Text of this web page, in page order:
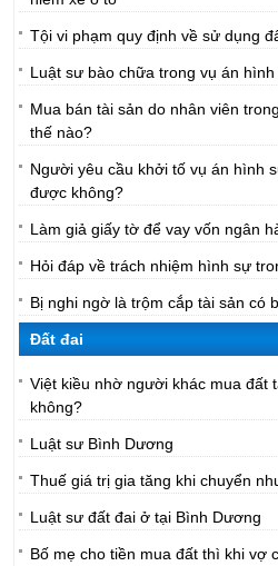
Tội vi phạm quy định về sử dụng
Luật sư bào chữa trong vụ án
Mua bán tài sản do nhân viên
thế nào?
Người yêu cầu khởi tố vụ án hình
được không?
Làm giả giấy tờ để vay vốn ngân
Hỏi đáp về trách nhiệm hình sự
Bị nghi ngờ là trộm cắp tài sản có
Đất đai
Việt kiều nhờ người khác mua đất
không?
Luật sư Bình Dương
Thuế giá trị gia tăng khi chuyển
Luật sư đất đai ở tại Bình Dương
Bố mẹ cho tiền mua đất thì khi vợ